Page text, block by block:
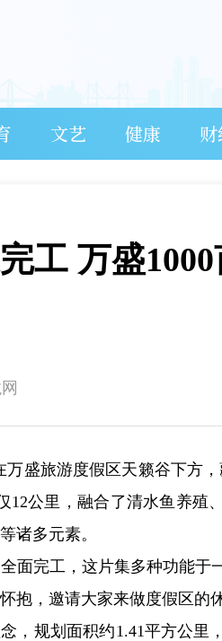
文艺 健康
工 万盛
盛旅游度假区天籁谷下方
公里，融合了清水鱼养殖
诸多元素。
面完工，这片集多种功能于
抱，邀请大家来做度假区的
，规划面积约1.41平方公里